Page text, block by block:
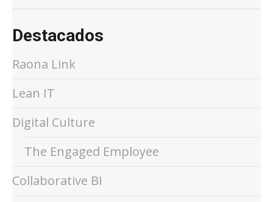
Destacados
Raona Link
Lean IT
Digital Culture
The Engaged Employee
Collaborative BI